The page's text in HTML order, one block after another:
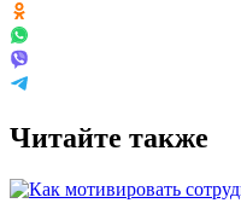
Читайте также